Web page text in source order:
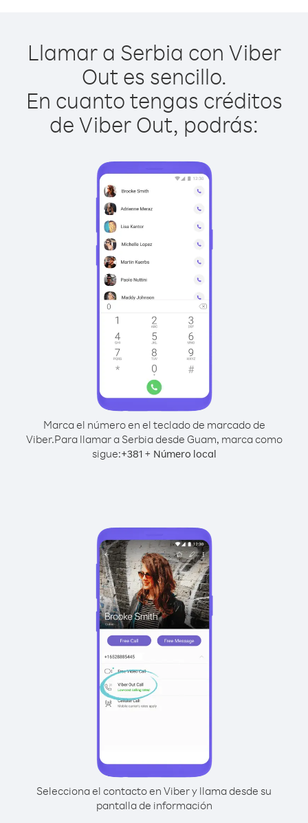
Llamar a Serbia con Viber
Out es sencillo.
En cuanto tengas créditos
de Viber Out, podrás:
Marca el número en el teclado de marcado de
Viber.Para llamar a Serbia desde Guam, marca como
sigue:+381+ Número local
Selecciona el contacto en Viber y llama desde su
pantalla de información